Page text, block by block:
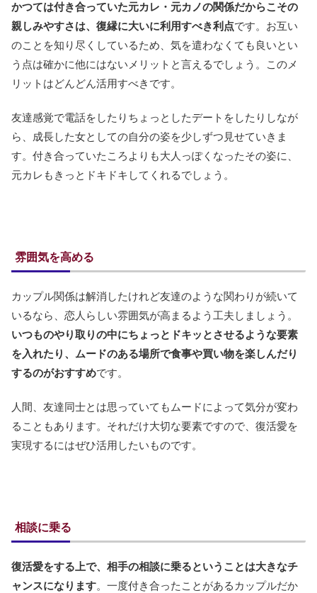
かつては付き合っていた元カレ・元カノの関係だからこその
親しみやすさは、復縁に大いに利用すべき利点です。お互い
のことを知り尽くしているため、気を遣わなくても良いとい
う点は確かに他にはないメリットと言えるでしょう。このメ
リットはどんどん活用すべきです。
友達感覚で電話をしたりちょっとしたデートをしたりしなが
ら、成長した女としての自分の姿を少しずつ見せていきま
す。付き合っていたころよりも大人っぽくなったその姿に、
元カレもきっとドキドキしてくれるでしょう。
雰囲気を高める
カップル関係は解消したけれど友達のような関わりが続いて
いるなら、恋人らしい雰囲気が高まるよう工夫しましょう。
いつものやり取りの中にちょっとドキッとさせるような要素
を入れたり、ムードのある場所で食事や買い物を楽しんだり
するのがおすすめです。
人間、友達同士とは思っていてもムードによって気分が変わ
ることもあります。それだけ大切な要素ですので、復活愛を
実現するにはぜひ活用したいものです。
相談に乗る
復活愛をする上で、相手の相談に乗るということは大きなチ
ャンスになります。一度付き合ったことがあるカップルだか